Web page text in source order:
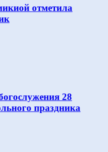
отметила
28
праздника